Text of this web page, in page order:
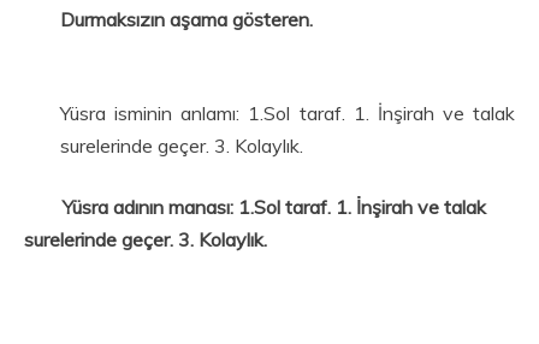
Durmaksızın aşama gösteren.
Yüsra isminin anlamı: 1.Sol taraf. 1. İnşirah ve talak
surelerinde geçer. 3. Kolaylık.
Yüsra adının manası: 1.Sol taraf. 1. İnşirah ve talak
surelerinde geçer. 3. Kolaylık.